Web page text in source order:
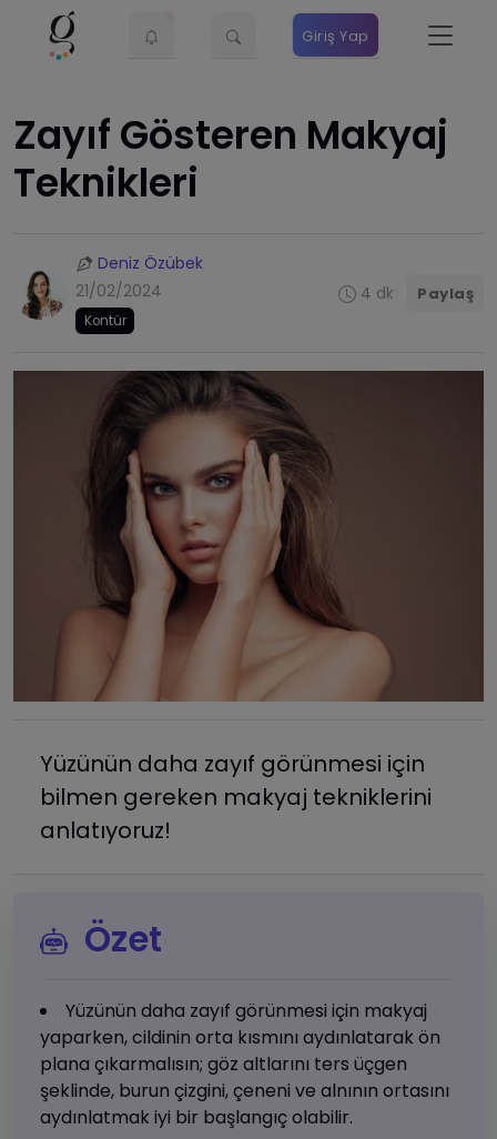
Giriş Yap
Zayıf Gösteren Makyaj
Teknikleri
Deniz Özübek
21/02/2024
Kontür
4 dk Paylaş
Yüzünün daha zayıf görünmesi için
bilmen gereken makyaj tekniklerini
anlatıyoruz!
Özet
Yüzünün daha zayıf görünmesi için makyaj
yaparken, cildinin orta kısmını aydınlatarak ön
plana çıkarmalısın; göz altlarını ters üçgen
şeklinde, burun çizgini, çeneni ve alnının ortasını
aydınlatmak iyi bir başlangıç olabilir.